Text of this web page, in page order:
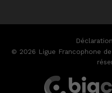
© 2026 Ligue Francophone